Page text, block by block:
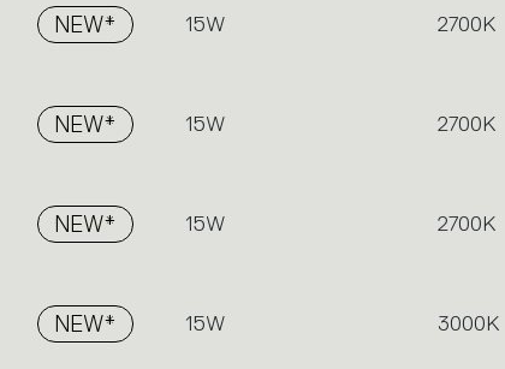
NEW* 15W 2700K
NEW* 15W 2700K
NEW* 15W 2700K
NEW* 15W 3000K